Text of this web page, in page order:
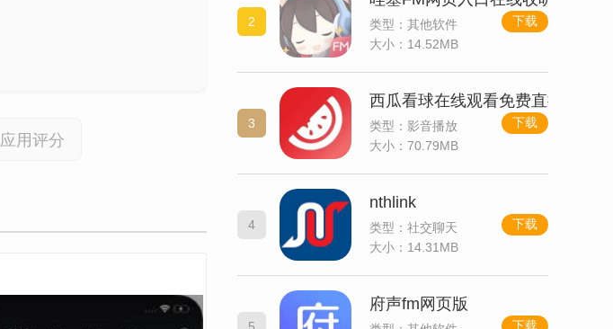
应用评分
2
类型：其他软件
大小：14.52MB
下载
3
西瓜看球在线观看免费直播
类型：影音播放
大小：70.79MB
下载
4
nthlink
类型：社交聊天
大小：14.31MB
下载
府声fm网页版
下载